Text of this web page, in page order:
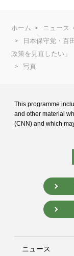
ホーム ニュース
日本保守党・百
政策を見直したい」
写真
This programme
and other material
(CNN) and which
ニュース